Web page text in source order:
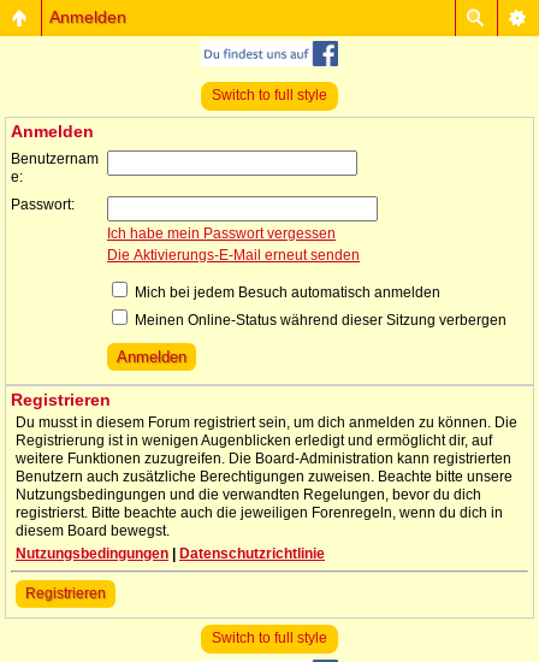
Anmelden
Switch to full style
Anmelden
Benutzernam
e:
Passwort:
Ich habe mein Passwort vergessen
Die Aktivierungs-E-Mail erneut senden
Mich bei jedem Besuch automatisch anmelden
Meinen Online-Status während dieser Sitzung verbergen
Registrieren
Du musst in diesem Forum registriert sein, um dich anmelden zu können. Die
Registrierung ist in wenigen Augenblicken erledigt und ermöglicht dir, auf
weitere Funktionen zuzugreifen. Die Board-Administration kann registrierten
Benutzern auch zusätzliche Berechtigungen zuweisen. Beachte bitte unsere
Nutzungsbedingungen und die verwandten Regelungen, bevor du dich
registrierst. Bitte beachte auch die jeweiligen Forenregeln, wenn du dich in
diesem Board bewegst.
Nutzungsbedingungen
Datenschutzrichtlinie
Registrieren
Switch to full style